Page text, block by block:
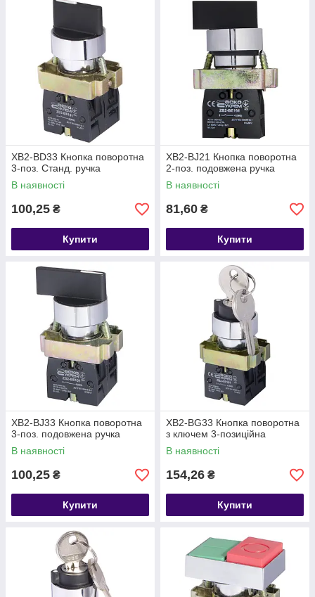
XB2-BD33 Кнопка поворотна
3-поз. Станд. ручка
В наявності
100,25 ₴
Купити
XB2-BJ21 Кнопка поворотна
2-поз. подовжена ручка
В наявності
81,60 ₴
Купити
XB2-BJ33 Кнопка поворотна
3-поз. подовжена ручка
В наявності
100,25 ₴
Купити
XB2-BG33 Кнопка поворотна
з ключем 3-позиційна
В наявності
154,26 ₴
Купити